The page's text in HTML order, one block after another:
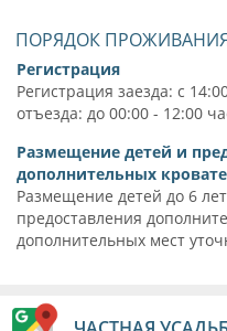
ПОРЯДОК
Регистрация
Регистрация заезда: с
отъезда: до 00:00 - 12:00
Размещение детей и
дополнительных
Размещение детей до 6
предоставления
дополнительных мест